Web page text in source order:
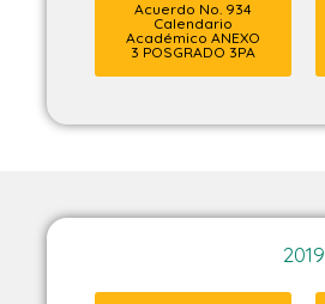
Acuerdo No. 934
Calendario
Académico ANEXO
3 POSGRADO 3PA
2019